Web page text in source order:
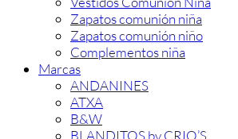
Zapatos comunión niña
Zapatos comunión niño
Complementos niña
Marcas
ANDANINES
ATXA
B&W
BLANDITOS by CRIO’S